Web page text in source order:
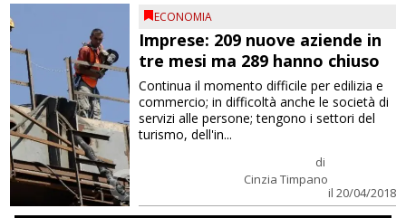
ECONOMIA
Imprese: 209 nuove aziende in
tre mesi ma 289 hanno chiuso
di
Cinzia Timpano
il 20/04/2018
Continua il momento difficile per edilizia e
commercio; in difficoltà anche le società di
servizi alle persone; tengono i settori del
turismo, dell'in...